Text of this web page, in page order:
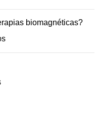
biomagnéticas?